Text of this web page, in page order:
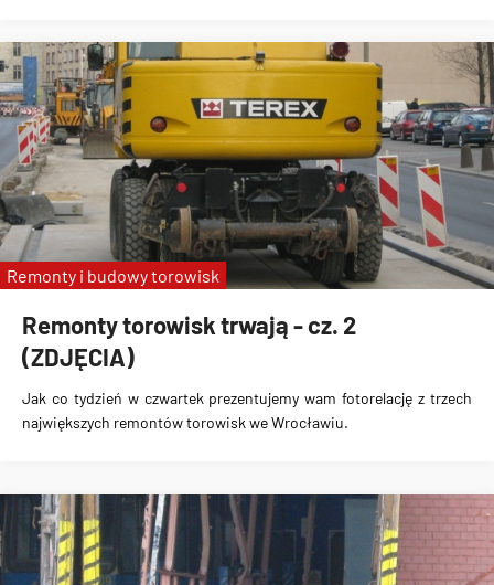
Remonty torowisk trwają - cz. 2
(ZDJĘCIA)
Jak co tydzień w czwartek prezentujemy wam fotorelację z trzech
największych remontów torowisk we Wrocławiu.
Remonty i budowy torowisk